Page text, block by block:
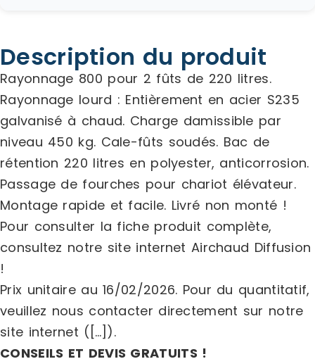
Description du produit
Rayonnage 800 pour 2 fûts de 220 litres.
Rayonnage lourd : Entièrement en acier S235
galvanisé à chaud. Charge damissible par
niveau 450 kg. Cale-fûts soudés. Bac de
rétention 220 litres en polyester, anticorrosion.
Passage de fourches pour chariot élévateur.
Montage rapide et facile. Livré non monté !
Pour consulter la fiche produit complète,
consultez notre site internet Airchaud Diffusion
!
Prix unitaire au 16/02/2026. Pour du quantitatif,
veuillez nous contacter directement sur notre
site internet ([…]).
CONSEILS ET DEVIS GRATUITS !